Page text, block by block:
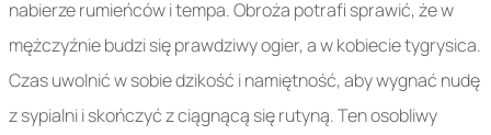
nabierze rumieńców i tempa. Obroża potrafi sprawić, że w
mężczyźnie budzi się prawdziwy ogier, a w kobiecie tygrysica.
Czas uwolnić w sobie dzikość i namiętność, aby wygnać nudę
z sypialni i skończyć z ciągnącą się rutyną. Ten osobliwy